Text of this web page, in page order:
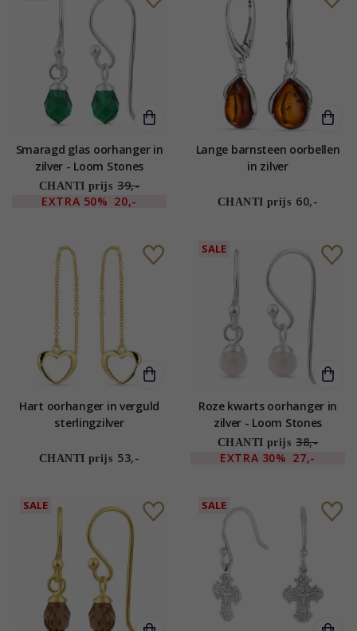
Smaragd glas oorhanger in
zilver - Loom Stones
CHANTI prijs 39,-
EXTRA 50% 20,-
Lange barnsteen oorbellen
in zilver
CHANTI prijs 60,-
Hart oorhanger in verguld
sterlingzilver
CHANTI prijs 53,-
SALE
Roze kwarts oorhanger in
zilver - Loom Stones
CHANTI prijs 38,-
EXTRA 30% 27,-
SALE SALE